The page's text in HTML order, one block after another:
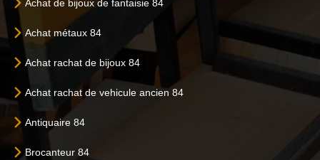
Achat de bijoux de fantaisie 84
Achat métaux 84
Achat rachat de bijoux 84
Achat rachat de vehicule ancien 84
Antiquaire 84
Brocanteur 84